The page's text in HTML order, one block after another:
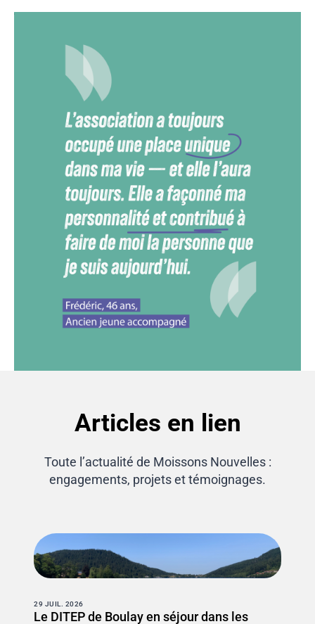
Articles en lien
Toute l’actualité de Moissons Nouvelles :
engagements, projets et témoignages.
29 JUIL. 2026
Le DITEP de Boulay en séjour dans les